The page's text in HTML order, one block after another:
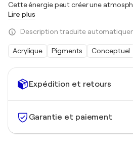
Expédition et retours
Garantie et paiement
Cette énergie peut créer une
Lire plus
Description traduite
Acrylique Pigments Conceptuel